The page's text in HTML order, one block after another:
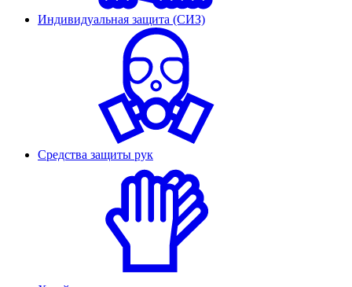
Индивидуальная защита (СИЗ)
Средства защиты рук